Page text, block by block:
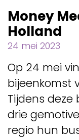
Money
Holland
24 mei 2023
Op 24 mei
bijeenkomst
Tijdens
drie
regio hun